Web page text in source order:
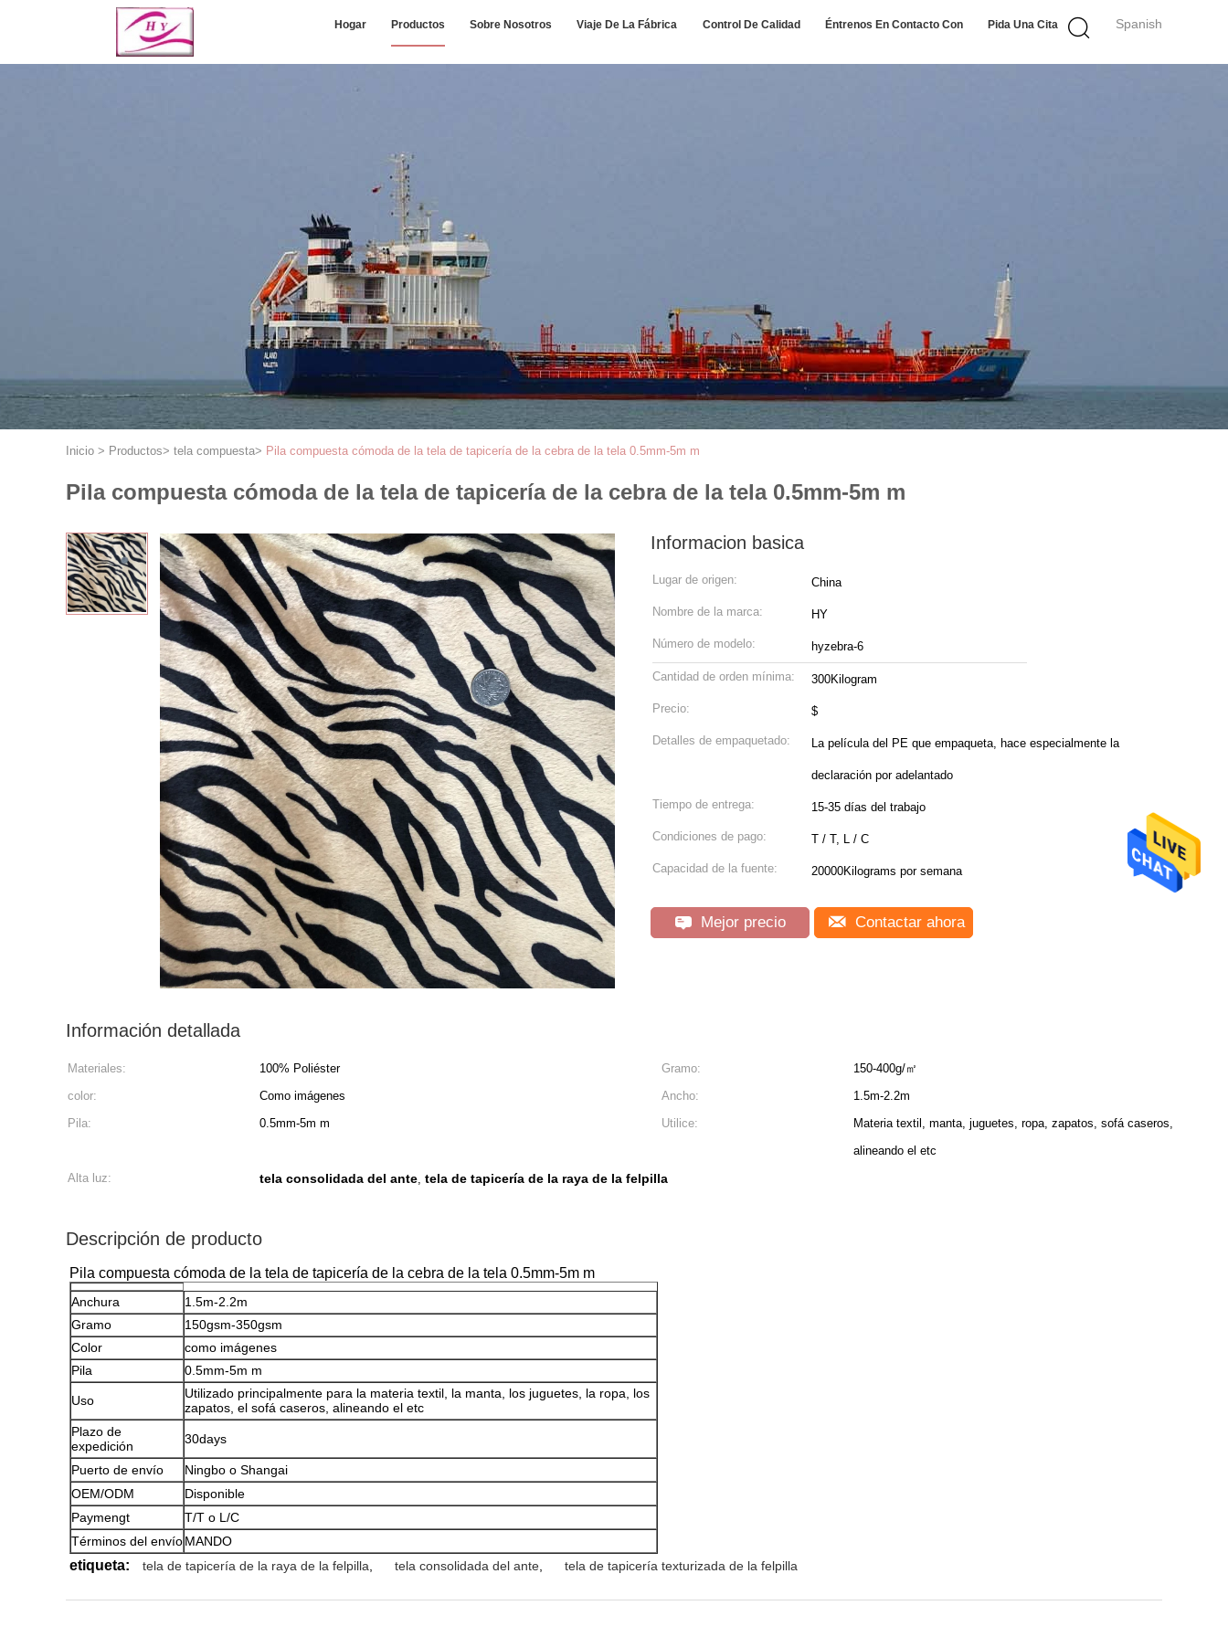
Spanish
Hogar Productos Sobre Nosotros Viaje De La Fábrica Control De Calidad Éntrenos En Contacto Con Pida Una Cita
Inicio > Productos> tela compuesta> Pila compuesta cómoda de la tela de tapicería de la cebra de la tela 0.5mm-5m m
Pila compuesta cómoda de la tela de tapicería de la cebra de la tela 0.5mm-5m m
Informacion basica
Lugar de origen: China
Nombre de la marca: HY
Número de modelo: hyzebra-6
Cantidad de orden mínima: 300Kilogram
Precio: $
Detalles de empaquetado: La película del PE que empaqueta, hace especialmente la
declaración por adelantado
Tiempo de entrega: 15-35 días del trabajo
Condiciones de pago: T / T, L / C
Capacidad de la fuente: 20000Kilograms por semana
Mejor precio Contactar ahora
Información detallada
Materiales: 100% Poliéster Gramo:
150-400g/㎡
color:
Como imágenes Ancho:
1.5m-2.2m
Pila:
0.5mm-5m m Utilice:
Materia textil, manta, juguetes, ropa, zapatos, sofá caseros,
alineando el etc
Alta luz:
tela consolidada del ante, tela de tapicería de la raya de la felpilla
Descripción de producto
Pila compuesta cómoda de la tela de tapicería de la cebra de la tela 0.5mm-5m m
Anchura
1.5m-2.2m
Gramo
150gsm-350gsm
Color
como imágenes
Pila
0.5mm-5m m
Uso
Utilizado principalmente para la materia textil, la manta, los juguetes, la ropa, los
zapatos, el sofá caseros, alineando el etc
Plazo de
expedición
30days
Puerto de envío
Ningbo o Shangai
OEM/ODM
Disponible
Paymengt
T/T o L/C
Términos del envíoMANDO
etiqueta: tela de tapicería de la raya de la felpilla tela consolidada del ante tela de tapicería texturizada de la felpilla